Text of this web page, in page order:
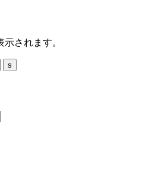
されます。